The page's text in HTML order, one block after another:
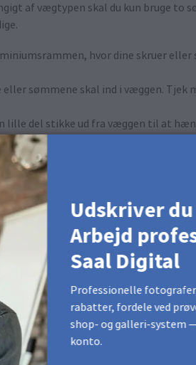
af vægtypen skal du kun bruge to
hvor dine skruer eller
sømmene skal ind i væggen. Tjek
lille del stikke ud fra væggen til at
at justere den udragende længde, så
Sænk den langsomt ned på
Udskriver
Arbejd
Saal Digital
Professionelle
rabatter, fordele ved
shop- og galleri-system
konto.